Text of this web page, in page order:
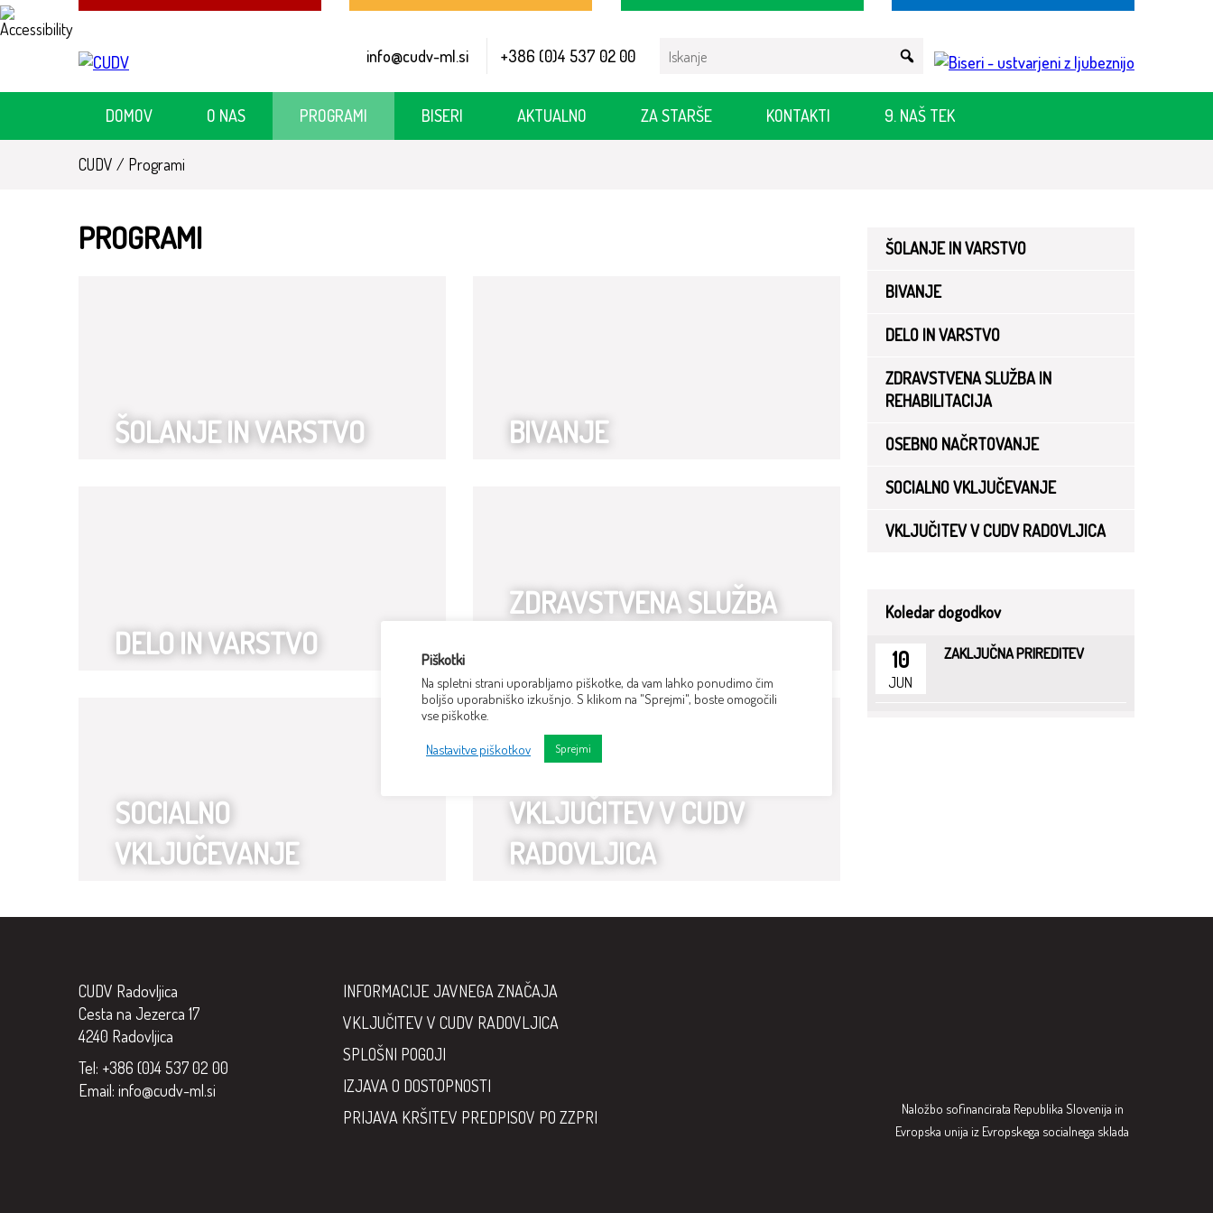
Skoči
info@cudv-ml.si +386 (0)4 537 02 00
Search
DOMOV O NAS PROGRAMI BISERI AKTUALNO ZA STARŠE KONTAKTI 9. NAŠ TEK
CUDV / Programi
PROGRAMI
ŠOLANJE IN VARSTVO BIVANJE
DELO IN VARSTVO
ZDRAVSTVENA SLUŽBA
SOCIALNO
VKLJUČEVANJE
VKLJUČITEV V CUDV
RADOVLJICA
ŠOLANJE IN VARSTVO
BIVANJE
DELO IN VARSTVO
ZDRAVSTVENA SLUŽBA IN
REHABILITACIJA
OSEBNO NAČRTOVANJE
SOCIALNO VKLJUČEVANJE
VKLJUČITEV V CUDV RADOVLJICA
Koledar dogodkov
10
JUN
ZAKLJUČNA PRIREDITEV
CUDV Radovljica
Cesta na Jezerca 17
4240 Radovljica
Tel: +386 (0)4 537 02 00
Email: info@cudv-ml.si
INFORMACIJE JAVNEGA ZNAČAJA
VKLJUČITEV V CUDV RADOVLJICA
SPLOŠNI POGOJI
IZJAVA O DOSTOPNOSTI
PRIJAVA KRŠITEV PREDPISOV PO ZZPRI
Naložbo sofinancirata Republika Slovenija in
Evropska unija iz Evropskega socialnega sklada
Piškotki
Na spletni strani uporabljamo piškotke, da vam lahko ponudimo čim
boljšo uporabniško izkušnjo. S klikom na "Sprejmi", boste omogočili
vse piškotke.
Nastavitve piškotkov Sprejmi